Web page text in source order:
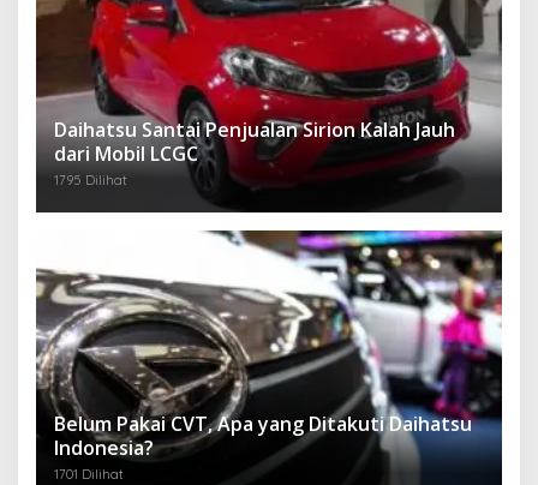
Daihatsu Santai Penjualan Sirion Kalah Jauh
dari Mobil LCGC
1795 Dilihat
Belum Pakai CVT, Apa yang Ditakuti Daihatsu
Indonesia?
1701 Dilihat